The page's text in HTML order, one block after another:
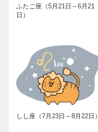
ふたご座（5月21日～6月21
日）
しし座（7月23日～8月22日）